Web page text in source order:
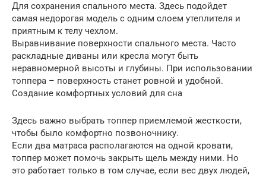
Для сохранения спального места. Здесь подойдет
самая недорогая модель с одним слоем утеплителя и
приятным к телу чехлом.
Выравнивание поверхности спального места. Часто
раскладные диваны или кресла могут быть
неравномерной высоты и глубины. При использовании
топпера – поверхность станет ровной и удобной.
Создание комфортных условий для сна
Здесь важно выбрать топпер приемлемой жесткости,
чтобы было комфортно позвоночнику.
Если два матраса располагаются на одной кровати,
топпер может помочь закрыть щель между ними. Но
это работает только в том случае, если вес двух людей,